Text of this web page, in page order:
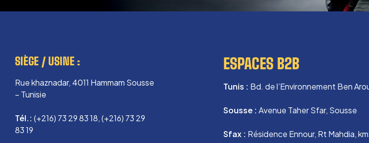
SIÈGE / USINE :
Rue khaznadar, 4011 Hammam Sousse
– Tunisie
Tél.: (+216) 73 29 83 18, (+216) 73 29
83 19
ESPACES B2B
Tunis : Bd. de l’Environnement Ben
Sousse :Avenue Taher Sfar, Sousse
Sfax : Résidence Ennour, Rt Mahdia,